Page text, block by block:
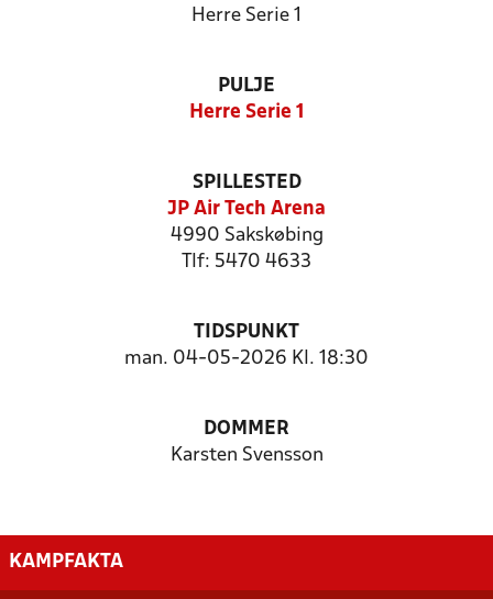
Herre Serie 1
PULJE
Herre Serie 1
SPILLESTED
JP Air Tech Arena
4990 Sakskøbing
Tlf: 5470 4633
TIDSPUNKT
man. 04-05-2026 Kl. 18:30
DOMMER
Karsten Svensson
KAMPFAKTA